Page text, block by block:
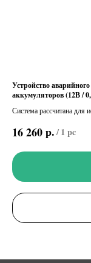
Устройство
аккумуляторов (12В /
Система рассчитана для
16 260р./1 pc